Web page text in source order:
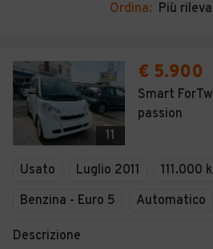
Noleggio a lungo termine
Moto
Camper
Veicoli Commerciali
Ordina: Più
11
€ 5.900
Smart
passion
Usato Luglio 2011
111.000
Benzina - Euro 5
Automatico
Descrizione